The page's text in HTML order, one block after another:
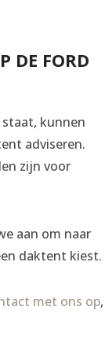
DE FORD
kunnen
adviseren.
zijn voor
aan om naar
daktent kiest.
met ons op,